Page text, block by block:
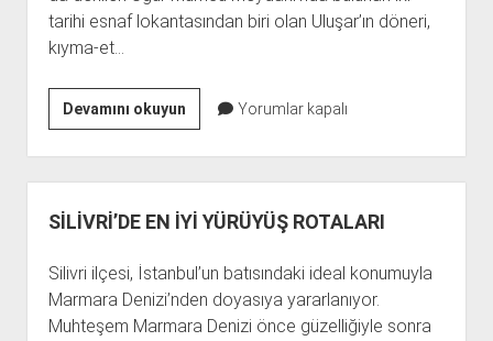
tarihi esnaf lokantasından biri olan Uluşar’ın döneri,
kıyma-et…
Devamını okuyunSİLİVRİ’NİN
EN
İYİ
DÖNERİNİ
SEÇTİK
Yorumlar kapalı
SİLİVRİ’DE EN İYİ YÜRÜYÜŞ ROTALARI
Silivri ilçesi, İstanbul’un batısındaki ideal konumuyla
Marmara Denizi’nden doyasıya yararlanıyor.
Muhteşem Marmara Denizi önce güzelliğiyle sonra